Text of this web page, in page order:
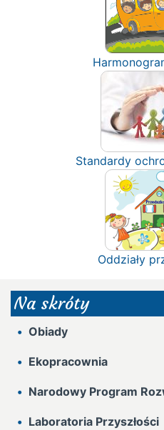
Standardy
Oddziały
Na skróty
Obiady
Ekopracownia
Narodowy Program
Laboratoria Przyszłości